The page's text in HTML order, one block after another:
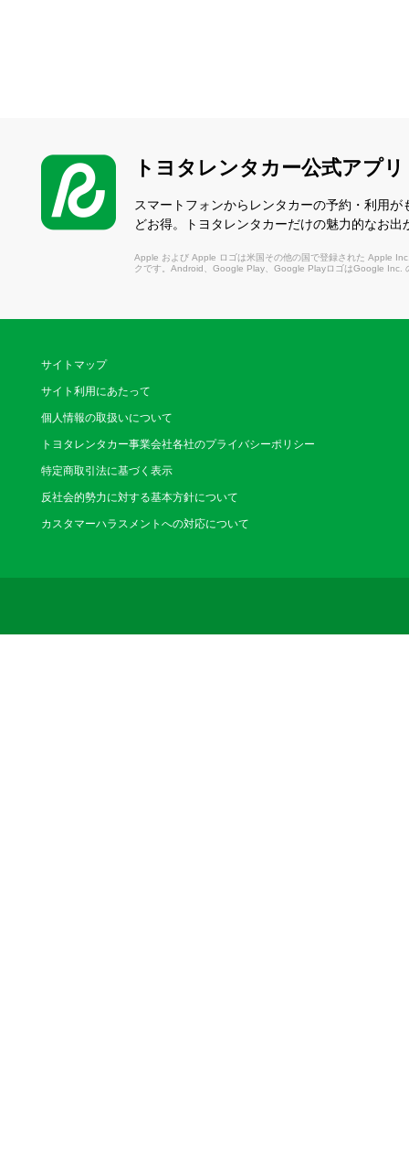
トヨタレンタカー公式アプリ
スマートフォンからレンタカーの予約・利用
どお得。トヨタレンタカーだけの魅力的なお出
Apple および Apple ロゴは米国その他の国で登録された Apple
クです。Android、Google Play、Google PlayロゴはGoogle Inc.
サイトマップ
サイト利用にあたって
個人情報の取扱いについて
トヨタレンタカー事業会社各社のプライバシーポリシー
特定商取引法に基づく表示
反社会的勢力に対する基本方針について
カスタマーハラスメントへの対応について